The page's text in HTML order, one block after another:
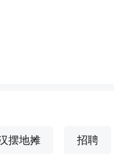
摆地摊 招聘